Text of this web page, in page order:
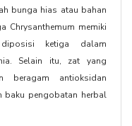
bunga hias atau bahan
Chrysanthemum memiki
ketiga dalam
Selain itu, zat yang
beragam antioksidan
baku pengobatan herbal